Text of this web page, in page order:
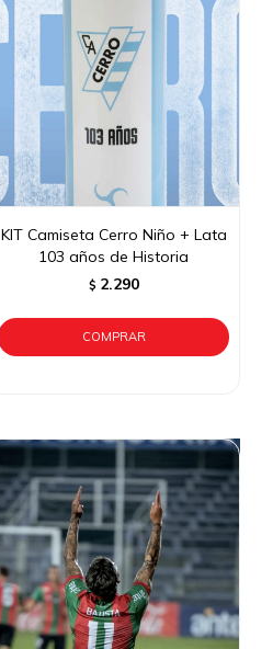
KIT Camiseta Cerro Niño + Lata
103 años de Historia
$ 2.290